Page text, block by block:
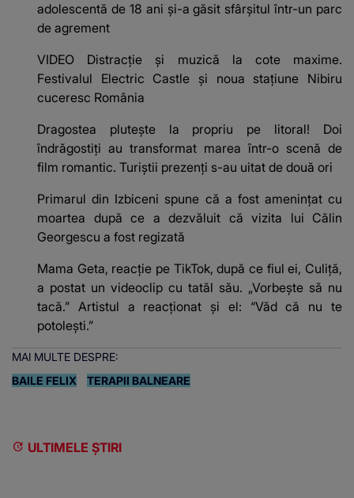
adolescentă de 18 ani și-a găsit sfârșitul într-un parc
de agrement
VIDEO Distracție și muzică la cote maxime.
Festivalul Electric Castle și noua stațiune Nibiru
cuceresc România
Dragostea plutește la propriu pe litoral! Doi
îndrăgostiți au transformat marea într-o scenă de
film romantic. Turiștii prezenți s-au uitat de două ori
Primarul din Izbiceni spune că a fost amenințat cu
moartea după ce a dezvăluit că vizita lui Călin
Georgescu a fost regizată
Mama Geta, reacție pe TikTok, după ce fiul ei, Culiță,
a postat un videoclip cu tatăl său. „Vorbește să nu
tacă.” Artistul a reacționat și el: “Văd că nu te
potoleşti.”
MAI MULTE DESPRE:
BAILE FELIX
TERAPII BALNEARE
ULTIMELE ȘTIRI